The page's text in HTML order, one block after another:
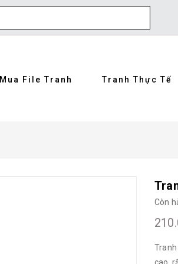
Mua File Tranh Tranh Thực Tế
Còn